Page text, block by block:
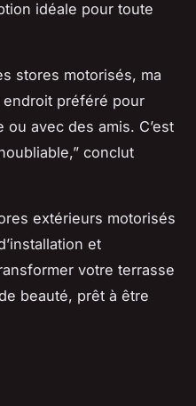
idéale pour toute
stores motorisés, ma
préféré pour
avec des amis. C’est
conclut
extérieurs motorisés
et
votre terrasse
beauté, prêt à être